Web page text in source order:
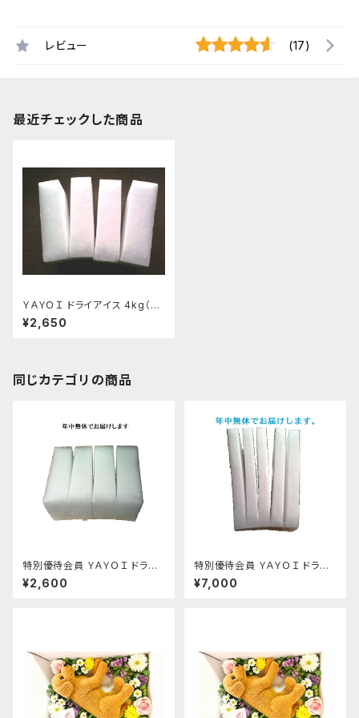
レビュー (17)
最近チェックした商品
ＹＡＹＯＩ ドライアイス 4kg（出
荷時5kg弱）
¥2,650
同じカテゴリの商品
特別優待会員 ＹＡＹＯＩ ドライ
アイス 4kg（出荷時5kg弱）
¥2,600
特別優待会員 ＹＡＹＯＩ ドライ
アイス 15ｋｇ
¥7,000